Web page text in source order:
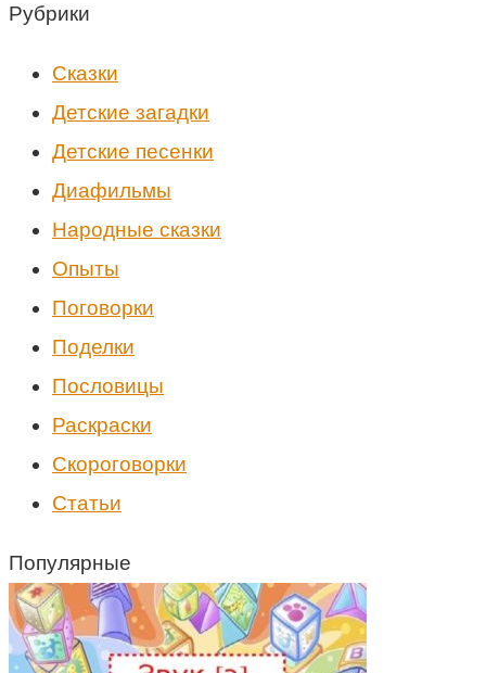
Рубрики
Cказки
Детские загадки
Детские песенки
Диафильмы
Народные сказки
Опыты
Поговорки
Поделки
Пословицы
Раскраски
Скороговорки
Статьи
Популярные